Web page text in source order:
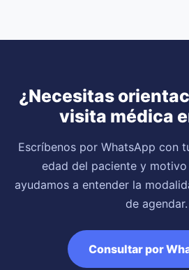
¿Necesitas
visita médica
Escríbenos por WhatsApp con
edad del paciente y
ayudamos a entender la
de agendar.
Consultar por